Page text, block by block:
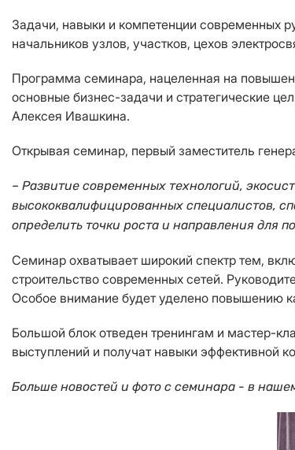
Задачи, навыки и компетенции современных
начальников узлов, участков, цехов
Программа семинара, нацеленная на
основные бизнес-задачи и стратегические
Алексея Ивашкина.
Открывая семинар, первый заместитель
– Развитие современных технологий,
высококвалифицированных специалистов,
определить точки роста и направления для
Семинар охватывает широкий спектр тем,
строительство современных сетей.
Особое внимание будет уделено повышению
Большой блок отведен тренингам и мастер-
выступлений и получат навыки эффективной
Больше новостей и фото с семинара - в